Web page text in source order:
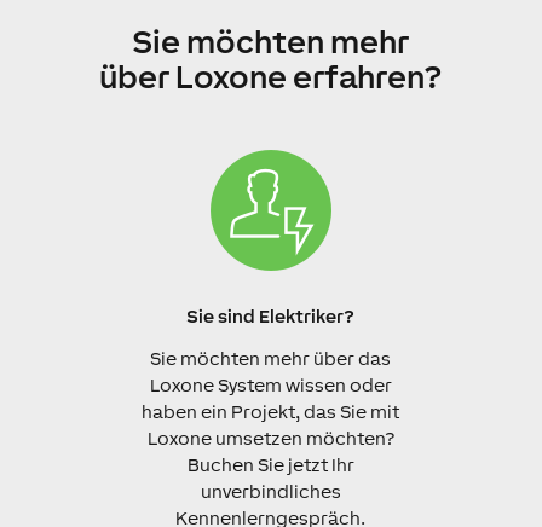
Sie möchten mehr
über Loxone erfahren?
Sie sind Elektriker?
Sie möchten mehr über das
Loxone System wissen oder
haben ein Projekt, das Sie mit
Loxone umsetzen möchten?
Buchen Sie jetzt Ihr
unverbindliches
Kennenlerngespräch.